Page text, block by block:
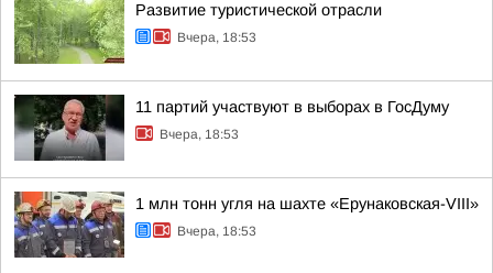
Развитие туристической отрасли
Вчера, 18:53
11 партий участвуют в выборах в ГосДуму
Вчера, 18:53
1 млн тонн угля на шахте «Ерунаковская-VIII»
Вчера, 18:53